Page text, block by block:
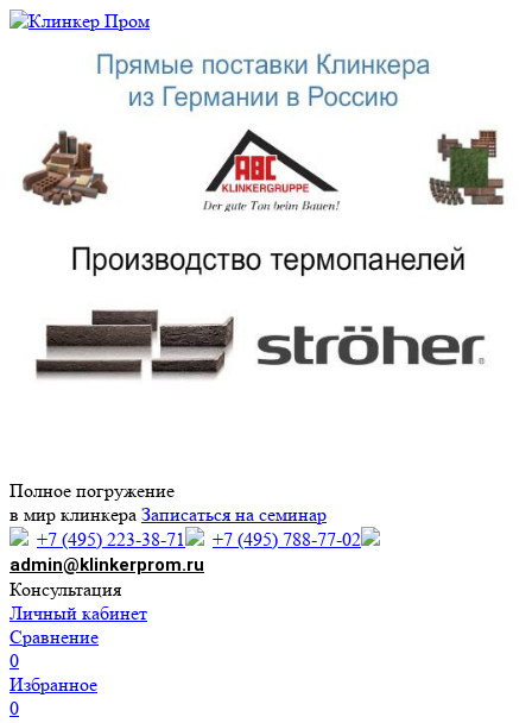
Полное погружение
в мир клинкера Записаться на семинар
+7 (495) 223-38-71
+7 (495) 788-77-02
admin@klinkerprom.ru
Консультация
Личный кабинет
Сравнение
0
Избранное
0